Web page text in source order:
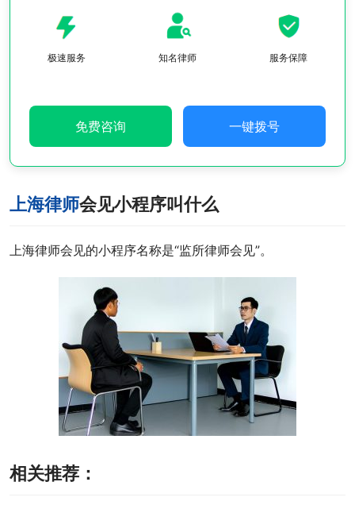
极速服务 知名律师 服务保障
免费咨询 一键拨号
上海律师会见小程序叫什么
上海律师会见的小程序名称是“监所律师会见”。
相关推荐：